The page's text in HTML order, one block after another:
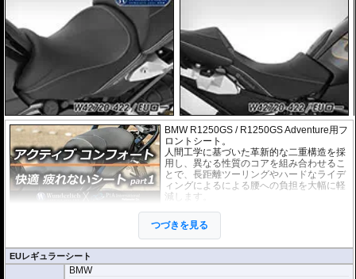
BMW R1250GS / R1250GS Adventure用フ
ロントシート。
人間工学に基づいた革新的な二重構造を採
用し、異なる性質のコアを組み合わせるこ
とで、長距離ツーリングやハードなライデ
ィングによるによる腰への負担を大幅に軽
減します。
また新素材採用で、夏季の炎天下における
シート表面の温度を従来製品から最大25度
下げることに成功。
シート高 (シート高 調整機能も そのま
つづきを見る
EUレギュラーシート
BMW